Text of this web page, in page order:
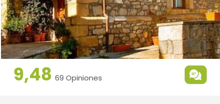
9,48 69 Opiniones